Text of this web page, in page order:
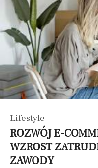
Lifestyle
ROZWÓJ E-
WZROST
ZAWODY